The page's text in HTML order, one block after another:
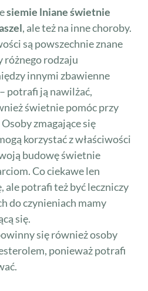
siemie lniane świetnie
, ale też na inne choroby.
są powszechnie znane
różnego rodzaju
innymi zbawienne
potrafi ją nawilżać,
świetnie pomóc przy
zmagające się
korzystać z właściwości
budowę świetnie
Co ciekawe len
ale potrafi też być leczniczy
do czynieniach mamy
się.
się również osoby
ponieważ potrafi